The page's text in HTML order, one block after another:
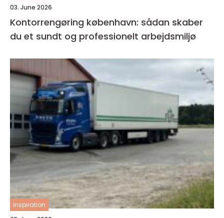
03. June 2026
Kontorrengøring københavn: sådan skaber
du et sundt og professionelt arbejdsmiljø
inspiration